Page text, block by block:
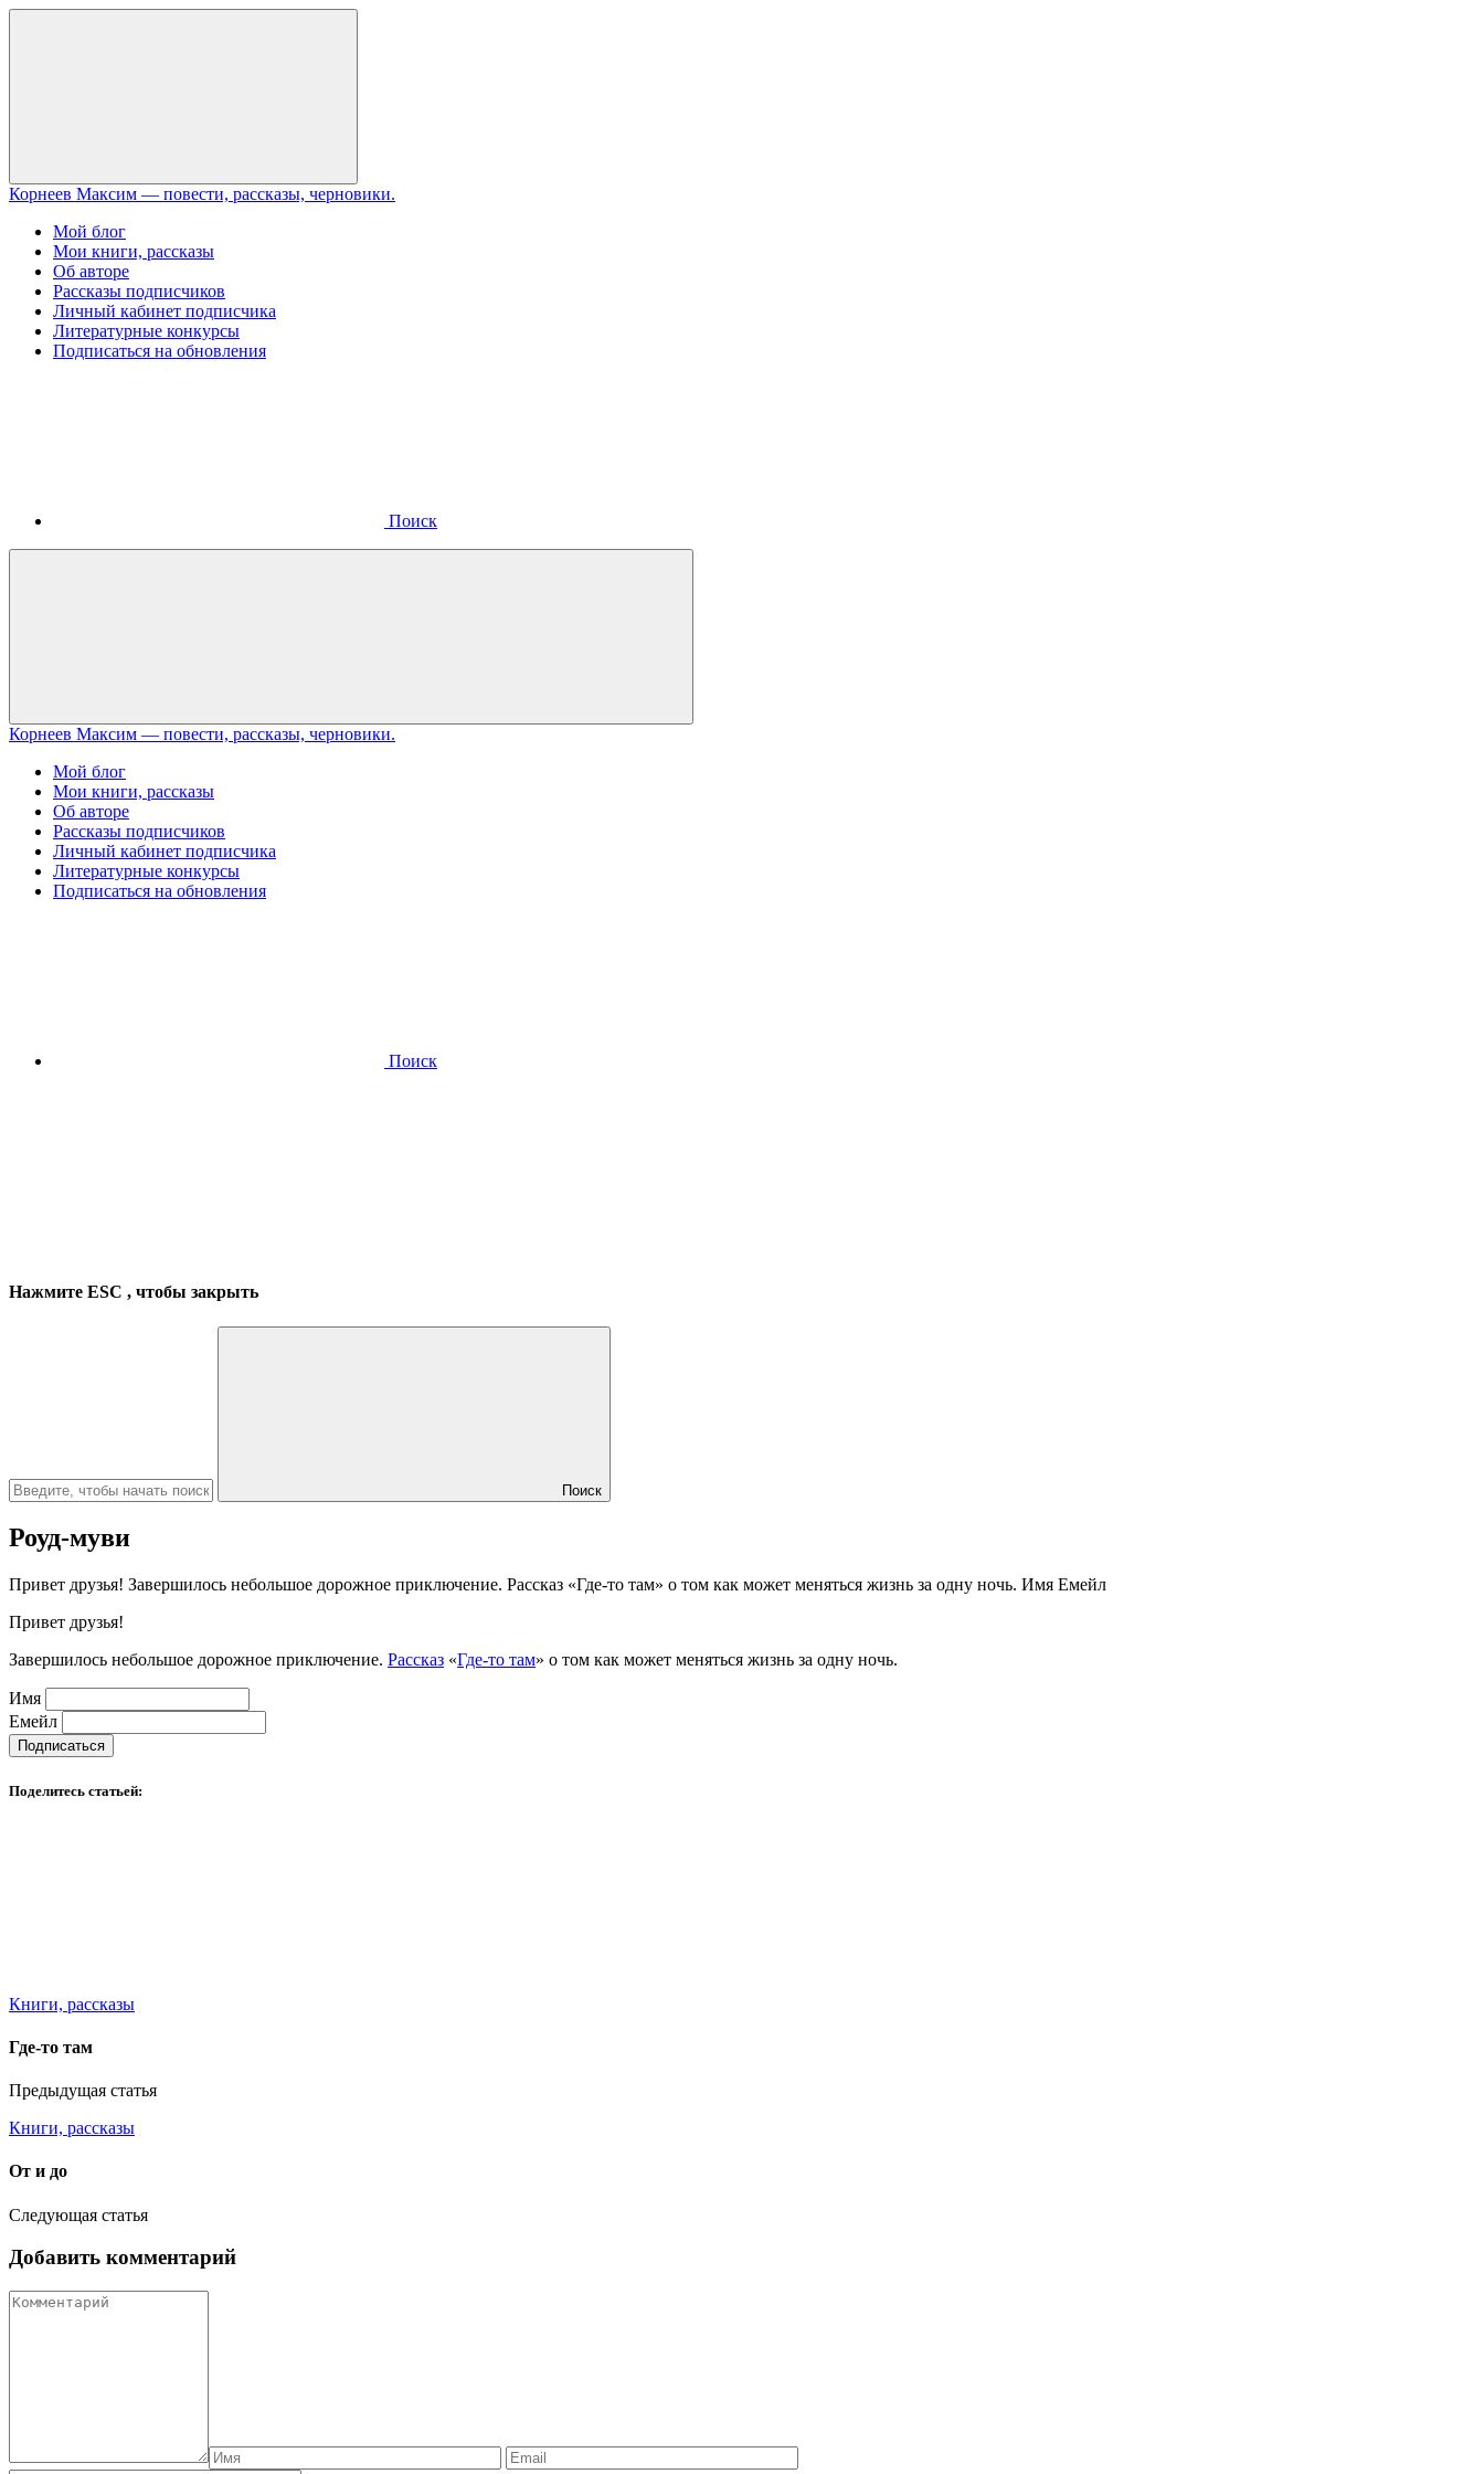
Перейти
Закрыть
Корнеев Максим — повести, рассказы, черновики.
Мой блог
Мои книги, рассказы
Об авторе
Рассказы подписчиков
Личный кабинет подписчика
Литературные конкурсы
Подписаться на обновления
Поиск
Меню
Корнеев Максим — повести, рассказы, черновики.
Мой блог
Мои книги, рассказы
Об авторе
Рассказы подписчиков
Личный кабинет подписчика
Литературные конкурсы
Подписаться на обновления
Поиск
Нажмите ESC , чтобы закрыть
Поиск
Роуд-муви
Привет друзья! Завершилось небольшое дорожное приключение. Рассказ «Где-то там» о том как может меняться жизнь за одну ночь. Имя Емейл
Привет друзья!
Завершилось небольшое дорожное приключение. Рассказ «Где-то там» о том как может меняться жизнь за одну ночь.
Имя
Емейл
Поделитесь статьей:
Книги, рассказы
Где-то там
Предыдущая статья
Книги, рассказы
От и до
Следующая статья
Добавить комментарий